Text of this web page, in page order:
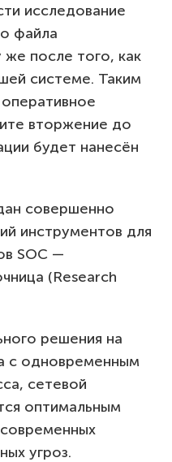
исследование
файла
же после того, как
системе. Таким
вторжение до
будет нанесён
совершенно
инструментов для
SOC —
(Research
решения на
с одновременным
сетевой
оптимальным
угроз.